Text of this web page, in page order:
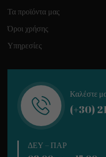
Τα προϊόντα μας
Όροι χρήσης
Υπηρεσίες
Καλέστε
(+30)
ΔΕΥ – ΠΑΡ